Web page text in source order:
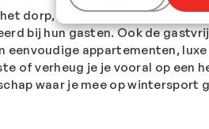
dorp, het uitgebreide
bij hun gasten. Ook de
appartementen, luxe
of verheug je je vooral op
waar je mee op wintersport